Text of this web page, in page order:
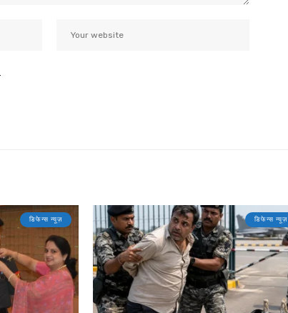
डिफेन्स न्यूज़ डिफेन्स न्यूज़